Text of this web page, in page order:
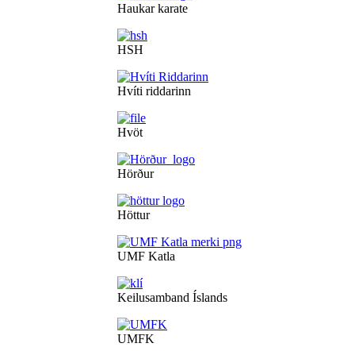
Haukar karate
HSH
Hvíti riddarinn
Hvöt
Hörður
Höttur
UMF Katla
Keilusamband Íslands
UMFK